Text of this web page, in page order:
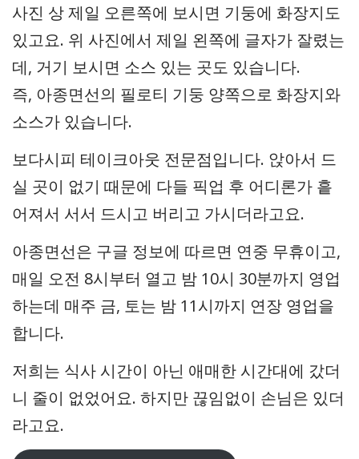
사진 상 제일 오른쪽에 보시면 기둥에 화장지도
있고요. 위 사진에서 제일 왼쪽에 글자가 잘렸는
데, 거기 보시면 소스 있는 곳도 있습니다.
즉, 아종면선의 필로티 기둥 양쪽으로 화장지와
소스가 있습니다.
보다시피 테이크아웃 전문점입니다. 앉아서 드
실 곳이 없기 때문에 다들 픽업 후 어디론가 흩
어져서 서서 드시고 버리고 가시더라고요.
아종면선은 구글 정보에 따르면 연중 무휴이고,
매일 오전 8시부터 열고 밤 10시 30분까지 영업
하는데 매주 금, 토는 밤 11시까지 연장 영업을
합니다.
저희는 식사 시간이 아닌 애매한 시간대에 갔더
니 줄이 없었어요. 하지만 끊임없이 손님은 있더
라고요.